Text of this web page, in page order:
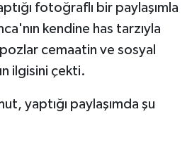
fotoğraflı bir paylaşımla
kendine has tarzıyla
cemaatin ve sosyal
ilgisini çekti.
yaptığı paylaşımda şu